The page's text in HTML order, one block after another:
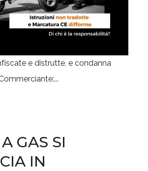
e distrutte, e condanna
GAS SI
IN